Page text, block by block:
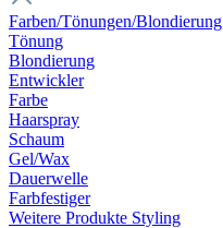
Farben/Tönungen/Blondierung
Tönung
Blondierung
Entwickler
Farbe
Haarspray
Schaum
Gel/Wax
Dauerwelle
Farbfestiger
Weitere Produkte Styling